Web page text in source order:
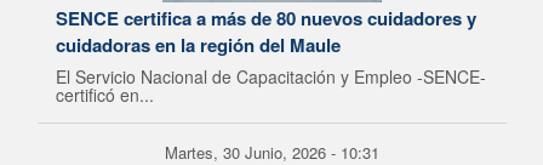
SENCE certifica a más de 80 nuevos cuidadores y
cuidadoras en la región del Maule
El Servicio Nacional de Capacitación y Empleo -SENCE-
certificó en...
Martes, 30 Junio, 2026 - 10:31